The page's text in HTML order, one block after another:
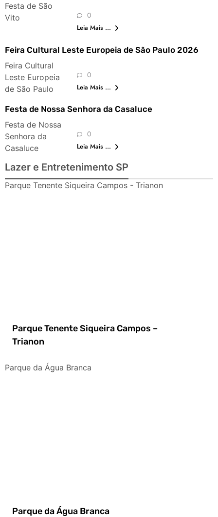
Festa de São
Vito
0
Leia Mais ...
Feira Cultural Leste Europeia de São Paulo 2026
Feira Cultural
Leste Europeia
de São Paulo
0
Leia Mais ...
Festa de Nossa Senhora da Casaluce
Festa de Nossa
Senhora da
Casaluce
0
Leia Mais ...
Lazer e Entretenimento SP
Parque Tenente Siqueira Campos - Trianon
Parque Tenente Siqueira Campos –
Trianon
Parque da Água Branca
Parque da Água Branca